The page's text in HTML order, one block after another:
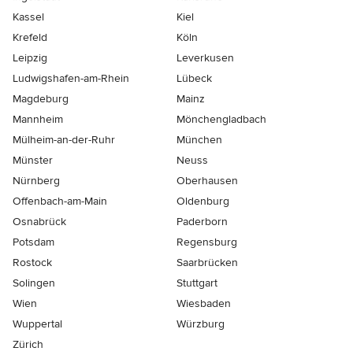
Kassel
Kiel
Krefeld
Köln
Leipzig
Leverkusen
Ludwigshafen-am-Rhein
Lübeck
Magdeburg
Mainz
Mannheim
Mönchen­gladbach
Mülheim-an-der-Ruhr
München
Münster
Neuss
Nürnberg
Oberhausen
Offenbach-am-Main
Oldenburg
Osnabrück
Paderborn
Potsdam
Regensburg
Rostock
Saarbrücken
Solingen
Stuttgart
Wien
Wiesbaden
Wuppertal
Würzburg
Zürich